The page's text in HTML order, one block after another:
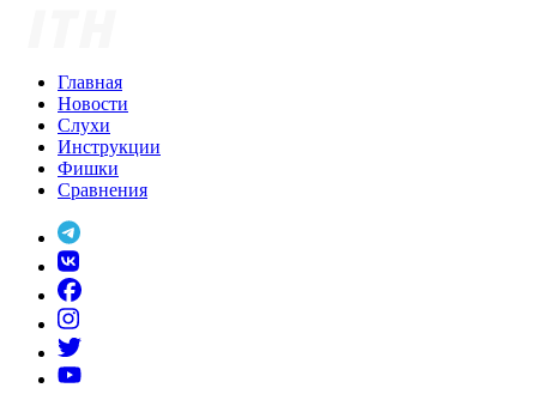
Главная
Новости
Слухи
Инструкции
Фишки
Сравнения